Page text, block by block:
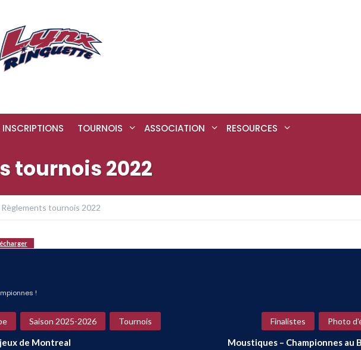
INSCRIPTIONS TOURNOIS ASSOCIATION RESOURCES
tournois 2022
Règlements tournois 2022
!
Saison 2025-2026 Tournois
de Montreal
Finalistes Photo
Moustiques – Championnes au